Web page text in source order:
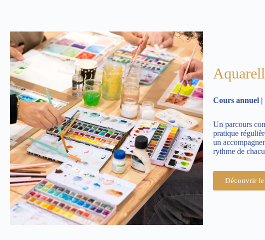
Cours annuel |
Un parcours
pratique
un
rythme de
Découvrir